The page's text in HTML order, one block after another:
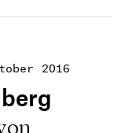
2016